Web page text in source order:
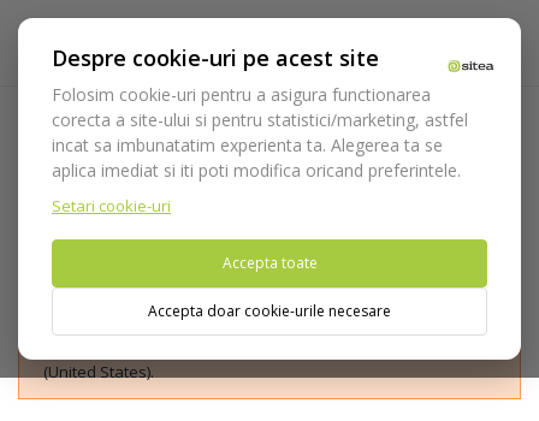
Despre cookie-uri pe acest site
Folosim cookie-uri pentru a asigura functionarea
corecta a site-ului si pentru statistici/marketing, astfel
incat sa imbunatatim experienta ta. Alegerea ta se
aplica imediat si iti poti modifica oricand preferintele.
Setari cookie-uri
Accepta toate
Accepta doar cookie-urile necesare
Freza Trephine
Acasa Instrumentar Chirurgie si implantologie
(United States).